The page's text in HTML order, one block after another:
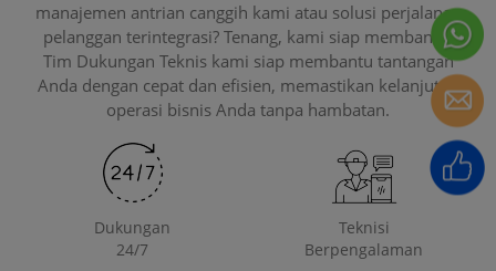
manajemen antrian canggih kami atau solusi perjalanan
pelanggan terintegrasi? Tenang, kami siap membantu.
Tim Dukungan Teknis kami siap membantu tantangan
Anda dengan cepat dan efisien, memastikan kelanjutan
operasi bisnis Anda tanpa hambatan.
Dukungan
24/7
Teknisi
Berpengalaman